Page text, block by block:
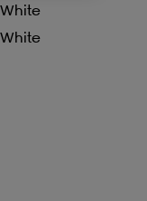
White
White